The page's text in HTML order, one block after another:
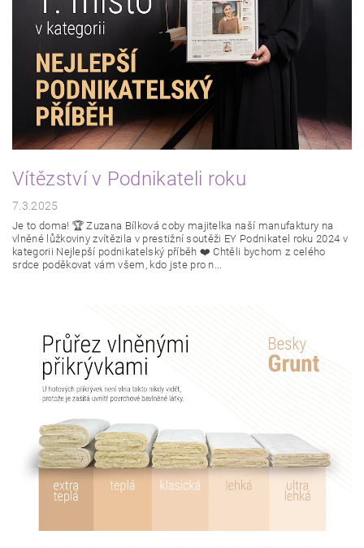
Vítězství v Podnikateli roku
7.3.2025
Je to doma! 🏆 Zuzana Bílková coby majitelka naší manufaktury na
vlněné lůžkoviny zvítězila v prestižní soutěži EY Podnikatel roku 2024 v
kategorii Nejlepší podnikatelský příběh ❤️ Chtěli bychom z celého
srdce poděkovat vám všem, kdo jste pro n...